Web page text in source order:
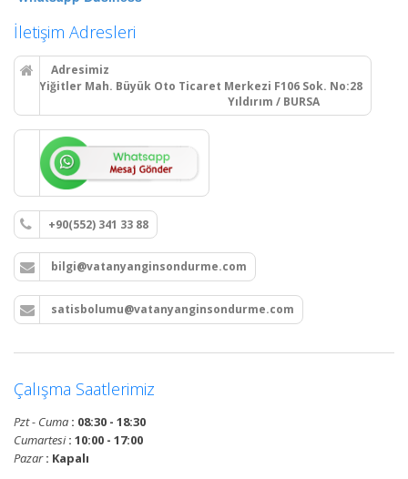
İletişim Adresleri
Adresimiz
Yiğitler Mah. Büyük Oto Ticaret Merkezi F106 Sok. No:28
Yıldırım / BURSA
+90(552) 341 33 88
bilgi@vatanyanginsondurme.com
satisbolumu@vatanyanginsondurme.com
Çalışma Saatlerimiz
Pzt - Cuma : 08:30 - 18:30
Cumartesi: 10:00 - 17:00
Pazar: Kapalı